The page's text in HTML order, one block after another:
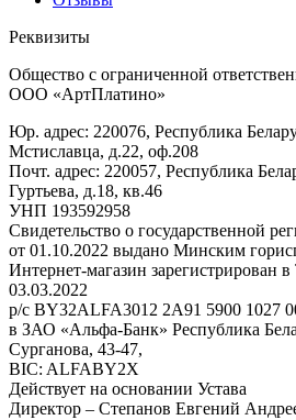
Реквизиты
Общество с ограниченной
ООО «АртПлатино»
Юр. адрес: 220076, Республика
Мстиславца, д.22, оф.208
Почт. адрес: 220057, Республика
Гуртьева, д.18, кв.46
УНП 193592958
Свидетельство о государственной
от 01.10.2022 выдано Минским
Интернет-магазин зарегистрирован
03.03.2022
р/с BY32ALFA3012 2A91 5900 1027
в ЗАО «Альфа-Банк» Республика
Сурганова, 43-47,
BIC: ALFABY2X
Действует на основании Устава
Директор – Степанов Евгений